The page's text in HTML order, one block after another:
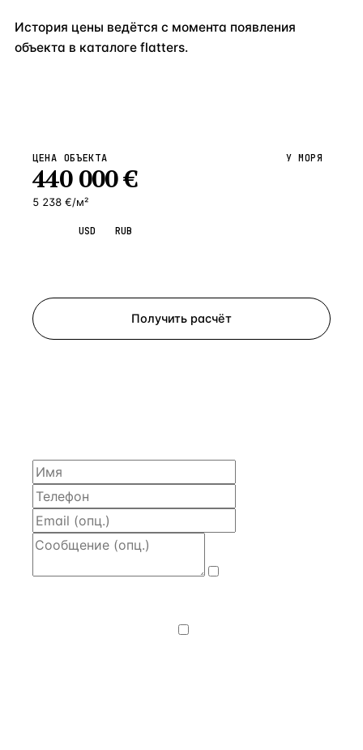
История цены ведётся с момента появления
объекта в каталоге flatters.
ЦЕНА ОБЪЕКТА
440 000€
5 238 €/м²
У МОРЯ
USD RUB
Получить расчёт